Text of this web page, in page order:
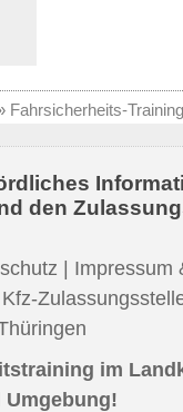
Fahrsicherheits-
den
| Impressum
Kfz-
im
Umgebung!